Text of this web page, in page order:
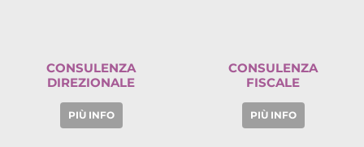
CONSULENZA
DIREZIONALE
PIÙ INFO
CONSULENZA
FISCALE
PIÙ INFO